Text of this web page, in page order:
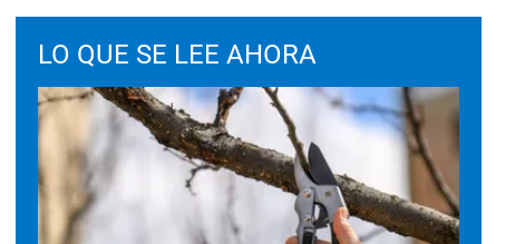
LO QUE SE LEE AHORA